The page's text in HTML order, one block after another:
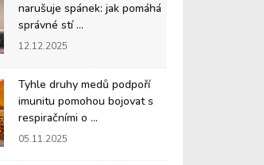
narušuje spánek: jak pomáhá
správné stí ...
12.12.2025
Tyhle druhy medů podpoří
imunitu pomohou bojovat s
respiračními o ...
05.11.2025